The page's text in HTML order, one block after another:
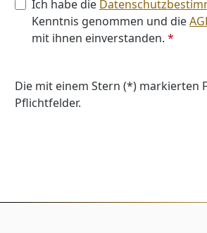
Ich habe die
Kenntnis genommen und die
mit ihnen einverstanden. *
Die mit einem Stern (*) markierten
Pflichtfelder.